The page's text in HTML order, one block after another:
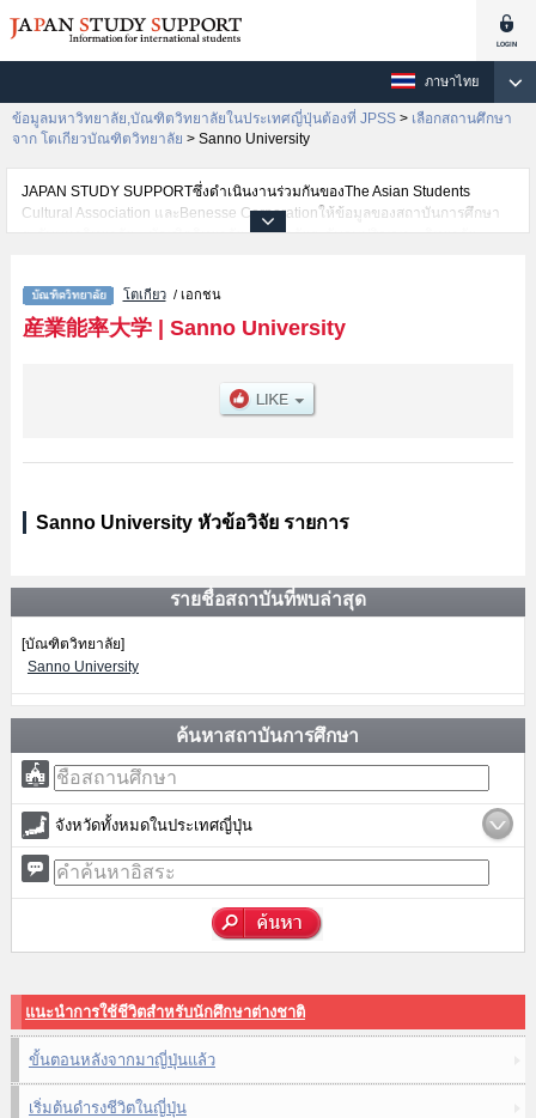
ภาษาไทย
ข้อมูลมหาวิทยาลัย,บัณฑิตวิทยาลัยในประเทศญี่ปุ่นต้องที่ JPSS > เลือกสถานศึกษา
จาก โตเกียวบัณฑิตวิทยาลัย > Sanno University
JAPAN STUDY SUPPORTซึ่งดำเนินงานร่วมกันของThe Asian Students
Cultural Association และBenesse Corporationให้ข้อมูลของสถาบันการศึกษา
ระดับมหาวิทยาลัย・บัณฑิตวิทยาลัย・วิทยาลัยระดับอนุปริญญา・วิทยาลัย
ชาติเช่น เป็นต้น,ข้อมูลของแต่ละสาขาวิจัย,ข้อมูลการสอบคัดเลือกเข้าศึกษาเช่น
จำนวนคนที่รับสมัครหรือจำนวนคนที่ผ่านการสอบคัดเลือกเป็นต้น,แนะนำสถาน
ที่,การเดินทางเป็นต้นไว้ด้วยดังนั้นขอเชิญใช้บริการค้นหาข้อมูลตามอัธยาศัย
โตเกียว/ เอกชน
産業能率大学| Sanno University
Sanno University หัวข้อวิจัย รายการ
รายชื่อสถาบันที่พบล่าสุด
[บัณฑิตวิทยาลัย]
Sanno University
ค้นหาสถาบันการศึกษา
จังหวัดทั้งหมดในประเทศญี่ปุ่น
แนะนำการใช้ชีวิตสำหรับนักศึกษาต่างชาติ
ขั้นตอนหลังจากมาญี่ปุ่นแล้ว
เริ่มต้นดำรงชีวิตในญี่ปุ่น